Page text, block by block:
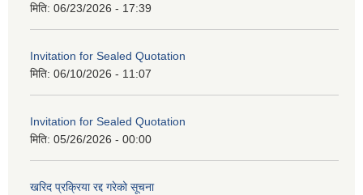
मिति: 06/23/2026 - 17:39
Invitation for Sealed Quotation
मिति: 06/10/2026 - 11:07
Invitation for Sealed Quotation
मिति: 05/26/2026 - 00:00
खरिद प्रक्रिया रद्द गरेको सूचना